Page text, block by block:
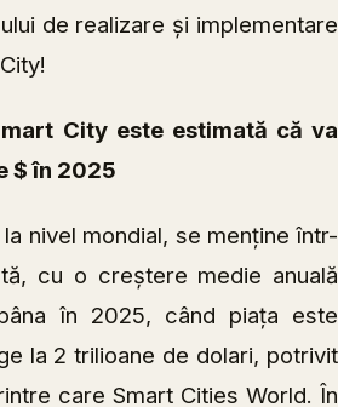
de realizare și implementare
City este estimată că va
$ în 2025
nivel mondial, se menține într-
cu o creștere medie anuală
în 2025, când piaţa este
la 2 trilioane de dolari, potrivit
care Smart Cities World. În